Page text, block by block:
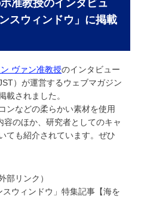
准教授のインタビュ
スウィンドウ」に掲載
ヴァン准教授のインタビュー
）が運営するウェブマガジン
載されました。
ンなどの柔らかい素材を使用
容のほか、研究者としてのキャ
ても紹介されています。ぜひ
部リンク）
ウィンドウ」特集記事【海を